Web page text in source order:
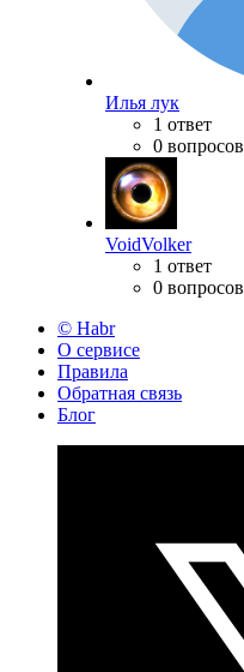
Илья лук
1 ответ
0 вопросов
VoidVolker
1 ответ
0 вопросов
© Habr
О сервисе
Правила
Обратная связь
Блог